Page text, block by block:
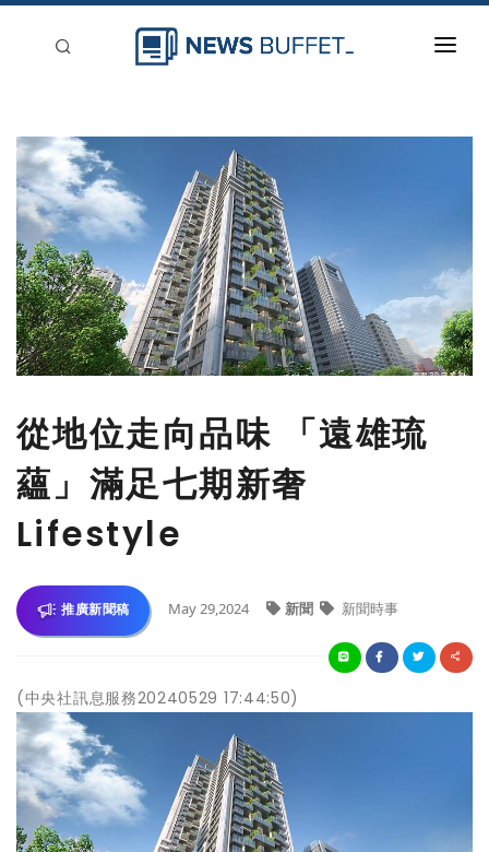
新聞稿分類
登入
刊登
從地位走向品味 「遠雄琉
蘊」滿足七期新奢
Lifestyle
推廣新聞稿 May 29,2024 新聞 新聞時事
(中央社訊息服務20240529 17:44:50)